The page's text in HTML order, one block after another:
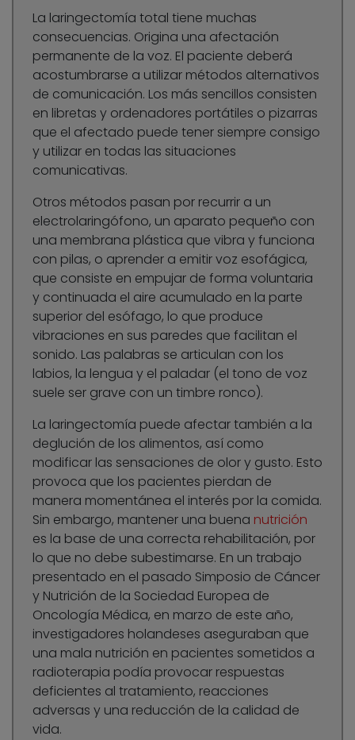
La laringectomía total tiene muchas
consecuencias. Origina una afectación
permanente de la voz. El paciente deberá
acostumbrarse a utilizar métodos alternativos
de comunicación. Los más sencillos consisten
en libretas y ordenadores portátiles o pizarras
que el afectado puede tener siempre consigo
y utilizar en todas las situaciones
comunicativas.
Otros métodos pasan por recurrir a un
electrolaringófono, un aparato pequeño con
una membrana plástica que vibra y funciona
con pilas, o aprender a emitir voz esofágica,
que consiste en empujar de forma voluntaria
y continuada el aire acumulado en la parte
superior del esófago, lo que produce
vibraciones en sus paredes que facilitan el
sonido. Las palabras se articulan con los
labios, la lengua y el paladar (el tono de voz
suele ser grave con un timbre ronco).
La laringectomía puede afectar también a la
deglución de los alimentos, así como
modificar las sensaciones de olor y gusto. Esto
provoca que los pacientes pierdan de
manera momentánea el interés por la comida.
Sin embargo, mantener una buena nutrición
es la base de una correcta rehabilitación, por
lo que no debe subestimarse. En un trabajo
presentado en el pasado Simposio de Cáncer
y Nutrición de la Sociedad Europea de
Oncología Médica, en marzo de este año,
investigadores holandeses aseguraban que
una mala nutrición en pacientes sometidos a
radioterapia podía provocar respuestas
deficientes al tratamiento, reacciones
adversas y una reducción de la calidad de
vida.